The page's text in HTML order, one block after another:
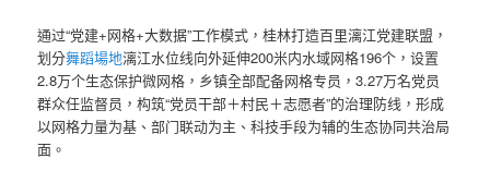
通过“党建+网格+大数据”工作模式，桂林打造百里漓江党建联盟，
划分舞蹈場地漓江水位线向外延伸200米内水域网格196个，设置
2.8万个生态保护微网格，乡镇全部配备网格专员，3.27万名党员
群众任监督员，构筑“党员干部＋村民＋志愿者”的治理防线，形成
以网格力量为基、部门联动为主、科技手段为辅的生态协同共治局
面。